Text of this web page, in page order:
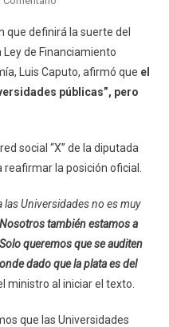
Caputo:
“No
Queremos
Cerrar
Que
Se
que definirá la suerte del
de Financiamiento
Luis Caputo, afirmó que el
públicas”, pero
social “X” de la diputada
la posición oficial.
las Universidades no es muy
Nosotros también estamos a
queremos que se auditen
dado que la plata es del
ministro al iniciar el texto.
que las Universidades